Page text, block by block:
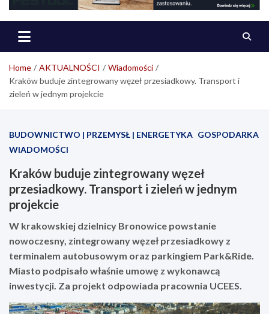
Home AKTUALNOŚCI
Wiadomości
Kraków buduje zintegrowany węzeł przesiadkowy. Transport i
zieleń w jednym projekcie
BUDOWNICTWO | PRZEMYSŁ | ENERGETYKA GOSPODARKA
WIADOMOŚCI
Kraków buduje zintegrowany węzeł
przesiadkowy. Transport i zieleń w jednym
projekcie
W krakowskiej dzielnicy Bronowice powstanie
nowoczesny, zintegrowany węzeł przesiadkowy z
terminalem autobusowym oraz parkingiem Park&Ride.
Miasto podpisało właśnie umowę z wykonawcą
inwestycji. Za projekt odpowiada pracownia UCEES.